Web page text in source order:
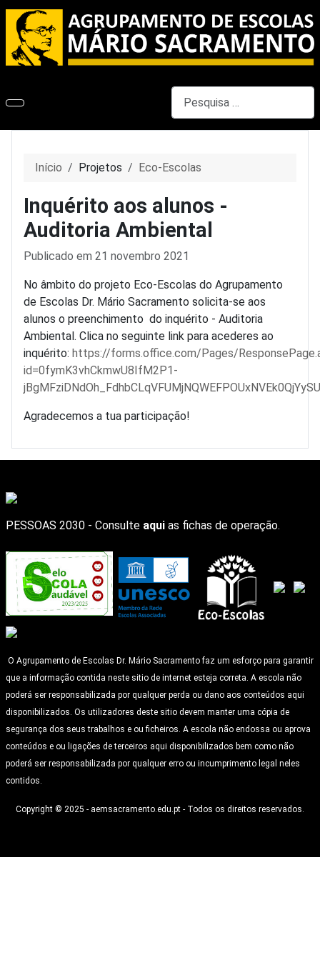
Início Projetos Eco-Escolas
Inquérito aos alunos -
Auditoria Ambiental
Detalhes
Publicado em 21 novembro 2021
No âmbito do projeto Eco-Escolas do Agrupamento
de Escolas Dr. Mário Sacramento solicita-se aos
alunos o preenchimento do inquérito - Auditoria
Ambiental. Clica no seguinte link para acederes ao
inquérito: https://forms.office.com/Pages/
id=0fymK3vhCkmwU8IfM2P1-
Agradecemos a tua participação!
PESSOAS 2030 - Consulte aqui as fichas de operação.
O Agrupamento de Escolas Dr. Mário Sacramento faz um esforço para garantir
que a informação contida neste sitio de internet esteja correta. A escola não
poderá ser responsabilizada por qualquer perda ou dano aos conteúdos aqui
disponibilizados. Os utilizadores deste sitio devem manter uma cópia de
segurança dos seus trabalhos e ou ficheiros. A escola não endossa ou aprova
conteúdos e ou ligações de terceiros aqui disponibilizados bem como não
poderá ser responsabilizada por qualquer erro ou incumprimento legal neles
contidos.
Copyright © 2025 - aemsacramento.edu.pt - Todos os direitos reservados.